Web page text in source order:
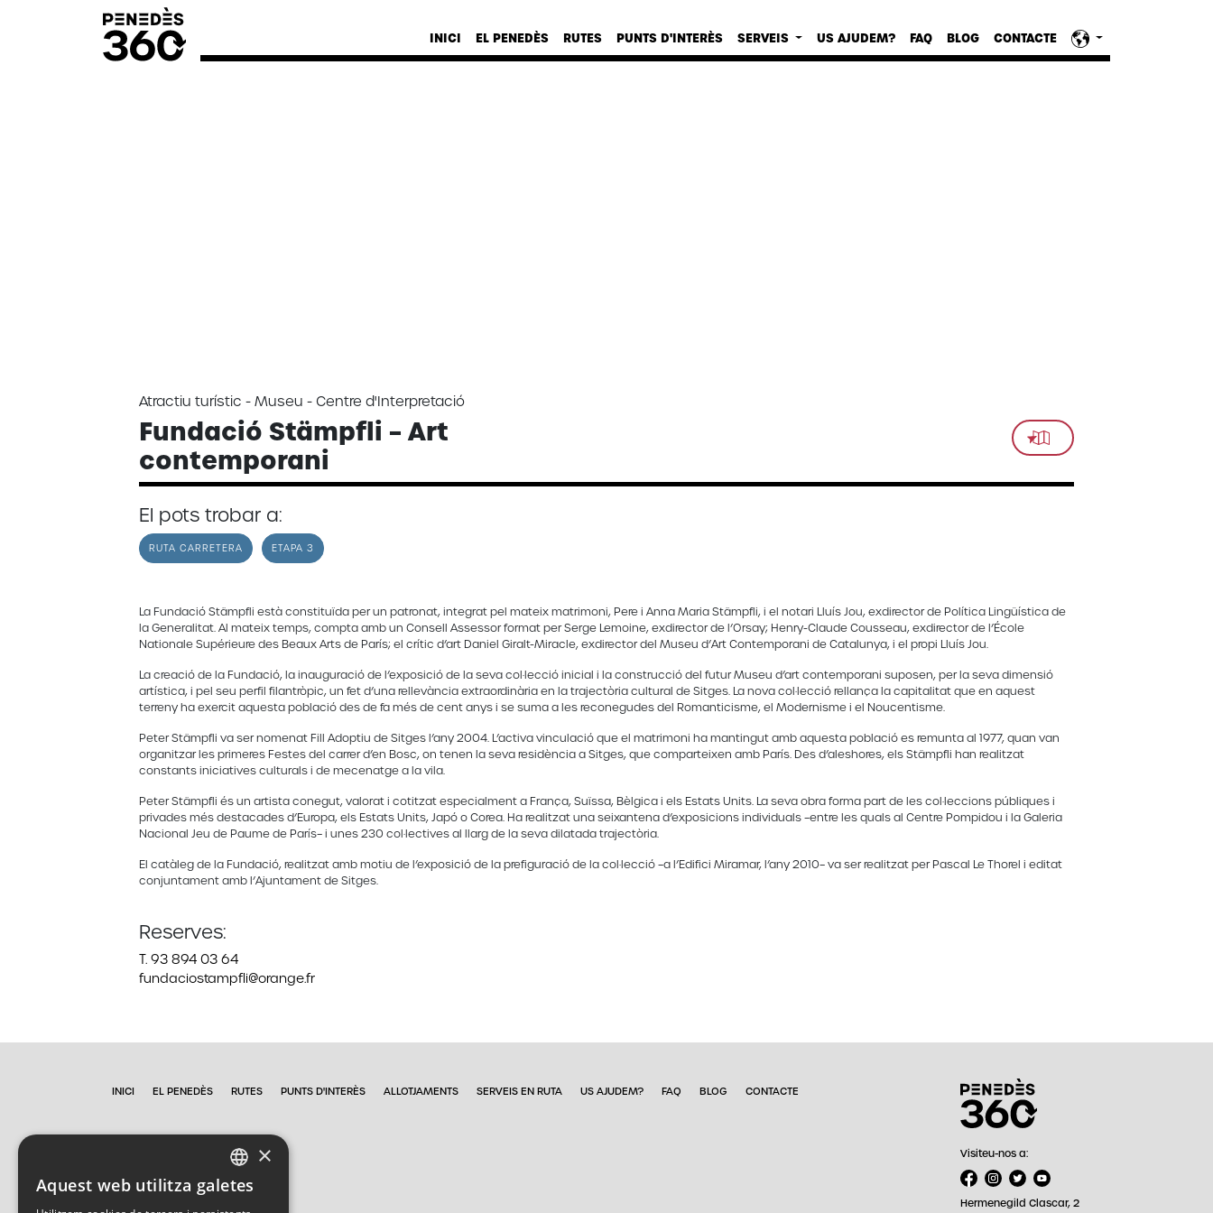
INICI EL PENEDÈS RUTES PUNTS D'INTERÈS SERVEIS US AJUDEM? FAQ BLOG CONTACTE
Atractiu turístic - Museu - Centre d'Interpretació
Fundació Stämpfli – Art
contemporani
El pots trobar a:
RUTA CARRETERA ETAPA 3
La Fundació Stämpfli està constituïda per un patronat, integrat pel mateix matrimoni, Pere i Anna Maria Stämpfli, i el notari Lluís Jou, exdirector de Política Lingüística de
la Generalitat. Al mateix temps, compta amb un Consell Assessor format per Serge Lemoine, exdirector de l’Orsay; Henry-Claude Cousseau, exdirector de l’École
Nationale Supérieure des Beaux Arts de París; el crític d’art Daniel Giralt-Miracle, exdirector del Museu d’Art Contemporani de Catalunya, i el propi Lluís Jou.
La creació de la Fundació, la inauguració de l’exposició de la seva col·lecció inicial i la construcció del futur Museu d’art contemporani suposen, per la seva dimensió
artística, i pel seu perfil filantròpic, un fet d’una rellevància extraordinària en la trajectòria cultural de Sitges. La nova col·lecció rellança la capitalitat que en aquest
terreny ha exercit aquesta població des de fa més de cent anys i se suma a les reconegudes del Romanticisme, el Modernisme i el Noucentisme.
Peter Stämpfli va ser nomenat Fill Adoptiu de Sitges l’any 2004. L’activa vinculació que el matrimoni ha mantingut amb aquesta població es remunta al 1977, quan van
organitzar les primeres Festes del carrer d’en Bosc, on tenen la seva residència a Sitges, que comparteixen amb París. Des d’aleshores, els Stämpfli han realitzat
constants iniciatives culturals i de mecenatge a la vila.
Peter Stämpfli és un artista conegut, valorat i cotitzat especialment a França, Suïssa, Bèlgica i els Estats Units. La seva obra forma part de les col·leccions públiques i
privades més destacades d’Europa, els Estats Units, Japó o Corea. Ha realitzat una seixantena d’exposicions individuals –entre les quals al Centre Pompidou i la Galeria
Nacional Jeu de Paume de París– i unes 230 col·lectives al llarg de la seva dilatada trajectòria.
El catàleg de la Fundació, realitzat amb motiu de l’exposició de la prefiguració de la col·lecció –a l’Edifici Miramar, l’any 2010– va ser realitzat per Pascal Le Thorel i editat
conjuntament amb l’Ajuntament de Sitges.
Reserves:
T. 93 894 03 64
fundaciostampfli@orange.fr
INICI EL PENEDÈS RUTES PUNTS D'INTERÈS ALLOTJAMENTS SERVEIS EN RUTA US AJUDEM? FAQ BLOG CONTACTE
Visiteu-nos a:
Hermenegild Clascar, 2
CATALAN
×
Aquest web utilitza galetes